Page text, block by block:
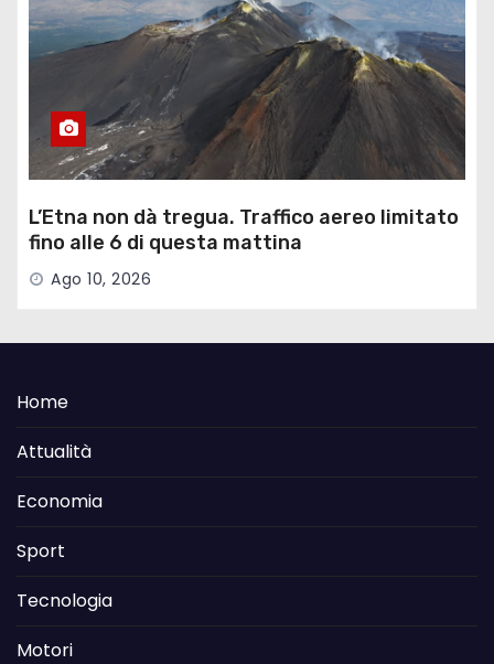
L’Etna non dà tregua. Traffico aereo limitato
fino alle 6 di questa mattina
Ago 10, 2026
Home
Attualità
Economia
Sport
Tecnologia
Motori